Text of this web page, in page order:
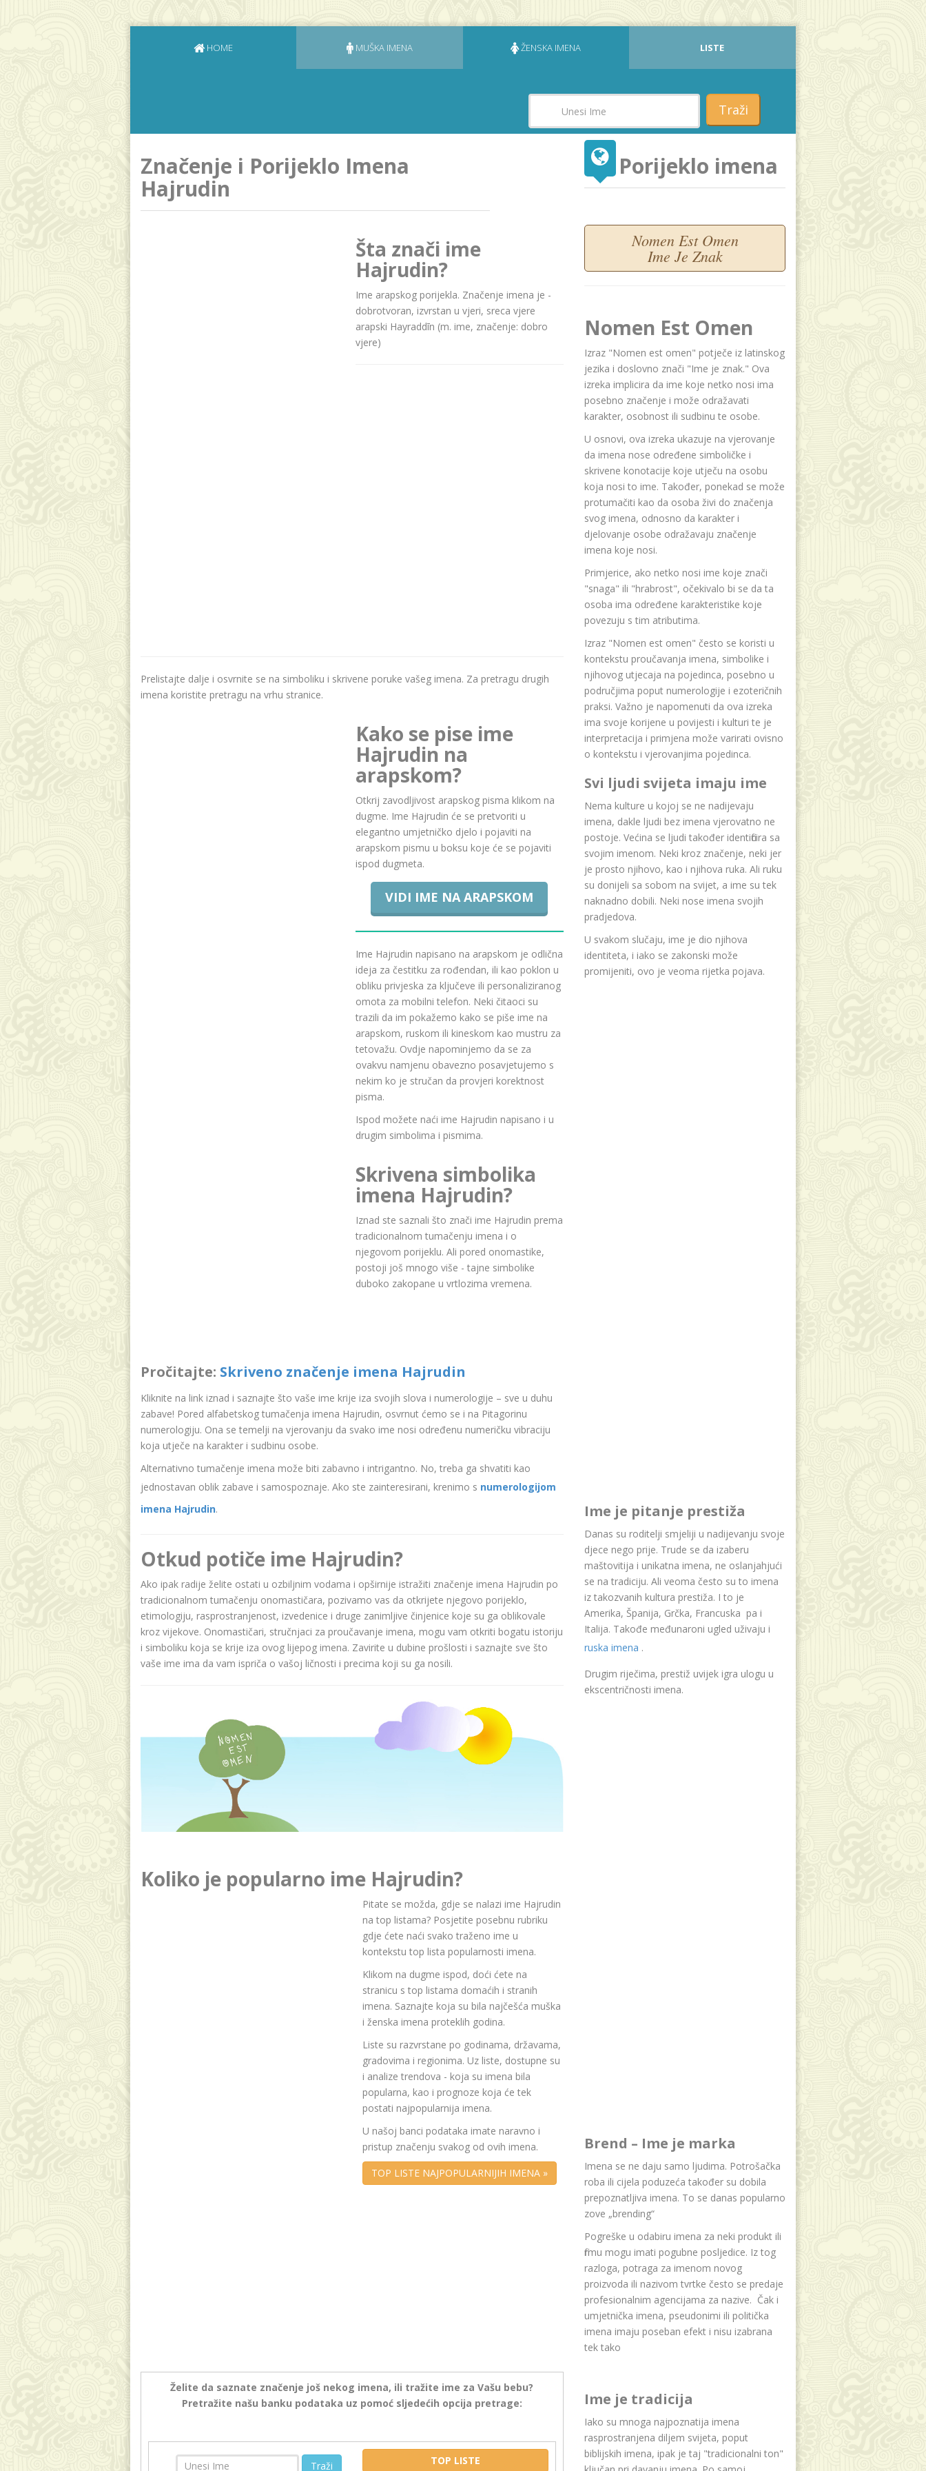
HOME MUŠKA IMENA ŽENSKA IMENA LISTE
Traži
Značenje i Porijeklo Imena
Hajrudin
Šta znači ime
Hajrudin?
Ime arapskog porijekla. Značenje imena je -
dobrotvoran, izvrstan u vjeri, sreca vjere
arapski Hayraddīn (m. ime, značenje: dobro
vjere)
Prelistajte dalje i osvrnite se na simboliku i skrivene poruke vašeg imena. Za pretragu drugih
imena koristite pretragu na vrhu stranice.
Kako se pise ime
Hajrudin na
arapskom?
Otkrij zavodljivost arapskog pisma klikom na
dugme. Ime Hajrudin će se pretvoriti u
elegantno umjetničko djelo i pojaviti na
arapskom pismu u boksu koje će se pojaviti
ispod dugmeta.
VIDI IME NA ARAPSKOM
Ime Hajrudin napisano na arapskom je odlična
ideja za čestitku za rođendan, ili kao poklon u
obliku privjeska za ključeve ili personaliziranog
omota za mobilni telefon. Neki čitaoci su
trazili da im pokažemo kako se piše ime na
arapskom, ruskom ili kineskom kao mustru za
tetovažu. Ovdje napominjemo da se za
ovakvu namjenu obavezno posavjetujemo s
nekim ko je stručan da provjeri korektnost
pisma.
Ispod možete naći ime Hajrudin napisano i u
drugim simbolima i pismima.
Skrivena simbolika
imena Hajrudin?
Iznad ste saznali što znači ime Hajrudin prema
tradicionalnom tumačenju imena i o
njegovom porijeklu. Ali pored onomastike,
postoji još mnogo više - tajne simbolike
duboko zakopane u vrtlozima vremena.
Pročitajte: Skriveno značenje imena Hajrudin
Kliknite na link iznad i saznajte što vaše ime krije iza svojih slova i numerologije – sve u duhu
zabave! Pored alfabetskog tumačenja imena Hajrudin, osvrnut ćemo se i na Pitagorinu
numerologiju. Ona se temelji na vjerovanju da svako ime nosi određenu numeričku vibraciju
koja utječe na karakter i sudbinu osobe.
Alternativno tumačenje imena može biti zabavno i intrigantno. No, treba ga shvatiti kao
jednostavan oblik zabave i samospoznaje. Ako ste zainteresirani, krenimo s numerologijom
imena Hajrudin.
Otkud potiče ime Hajrudin?
Ako ipak radije želite ostati u ozbiljnim vodama i opširnije istražiti značenje imena Hajrudin po
tradicionalnom tumačenju onomastičara, pozivamo vas da otkrijete njegovo porijeklo,
etimologiju, rasprostranjenost, izvedenice i druge zanimljive činjenice koje su ga oblikovale
kroz vijekove. Onomastičari, stručnjaci za proučavanje imena, mogu vam otkriti bogatu istoriju
i simboliku koja se krije iza ovog lijepog imena. Zavirite u dubine prošlosti i saznajte sve što
vaše ime ima da vam ispriča o vašoj ličnosti i precima koji su ga nosili.
Koliko je popularno ime Hajrudin?
Pitate se možda, gdje se nalazi ime Hajrudin
na top listama? Posjetite posebnu rubriku
gdje ćete naći svako traženo ime u
kontekstu top lista popularnosti imena.
Klikom na dugme ispod, doći ćete na
stranicu s top listama domaćih i stranih
imena. Saznajte koja su bila najčešća muška
i ženska imena proteklih godina.
Liste su razvrstane po godinama, državama,
gradovima i regionima. Uz liste, dostupne su
i analize trendova - koja su imena bila
popularna, kao i prognoze koja će tek
postati najpopularnija imena.
U našoj banci podataka imate naravno i
pristup značenju svakog od ovih imena.
TOP LISTE NAJPOPULARNIJIH IMENA »
Želite da saznate značenje još nekog imena, ili tražite ime za Vašu bebu?
Pretražite našu banku podataka uz pomoć sljedećih opcija pretrage:
Traži TOP LISTE
Porijeklo imena
Nomen Est Omen
Ime Je Znak
Nomen Est Omen
Izraz "Nomen est omen" potječe iz latinskog
jezika i doslovno znači "Ime je znak." Ova
izreka implicira da ime koje netko nosi ima
posebno značenje i može odražavati
karakter, osobnost ili sudbinu te osobe.
U osnovi, ova izreka ukazuje na vjerovanje
da imena nose određene simboličke i
skrivene konotacije koje utječu na osobu
koja nosi to ime. Također, ponekad se može
protumačiti kao da osoba živi do značenja
svog imena, odnosno da karakter i
djelovanje osobe odražavaju značenje
imena koje nosi.
Primjerice, ako netko nosi ime koje znači
"snaga" ili "hrabrost", očekivalo bi se da ta
osoba ima određene karakteristike koje
povezuju s tim atributima.
Izraz "Nomen est omen" često se koristi u
kontekstu proučavanja imena, simbolike i
njihovog utjecaja na pojedinca, posebno u
područjima poput numerologije i ezoteričnih
praksi. Važno je napomenuti da ova izreka
ima svoje korijene u povijesti i kulturi te je
interpretacija i primjena može varirati ovisno
o kontekstu i vjerovanjima pojedinca.
Svi ljudi svijeta imaju ime
Nema kulture u kojoj se ne nadijevaju
imena, dakle ljudi bez imena vjerovatno ne
postoje. Većina se ljudi također identificira sa
svojim imenom. Neki kroz značenje, neki jer
je prosto njihovo, kao i njihova ruka. Ali ruku
su donijeli sa sobom na svijet, a ime su tek
naknadno dobili. Neki nose imena svojih
pradjedova.
U svakom slučaju, ime je dio njihova
identiteta, i iako se zakonski može
promijeniti, ovo je veoma rijetka pojava.
Ime je pitanje prestiža
Danas su roditelji smjeliji u nadijevanju svoje
djece nego prije. Trude se da izaberu
maštovitija i unikatna imena, ne oslanjahjući
se na tradiciju. Ali veoma često su to imena
iz takozvanih kultura prestiža. I to je
Amerika, Španija, Grčka, Francuska pa i
Italija. Takođe međunaroni ugled uživaju i
ruska imena .
Drugim riječima, prestiž uvijek igra ulogu u
ekscentričnosti imena.
Brend – Ime je marka
Imena se ne daju samo ljudima. Potrošačka
roba ili cijela poduzeća također su dobila
prepoznatljiva imena. To se danas popularno
zove „brending“
Pogreške u odabiru imena za neki produkt ili
firmu mogu imati pogubne posljedice. Iz tog
razloga, potraga za imenom novog
proizvoda ili nazivom tvrtke često se predaje
profesionalnim agencijama za nazive. Čak i
umjetnička imena, pseudonimi ili politička
imena imaju poseban efekt i nisu izabrana
tek tako
Ime je tradicija
Iako su mnoga najpoznatija imena
rasprostranjena diljem svijeta, poput
biblijskih imena, ipak je taj "tradicionalni ton"